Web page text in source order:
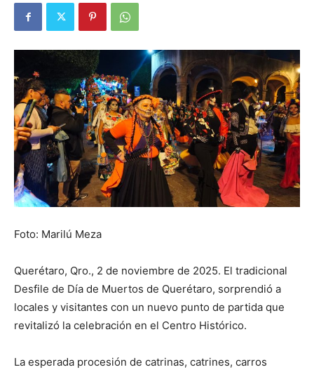
Foto: Marilú Meza
Querétaro, Qro., 2 de noviembre de 2025. El tradicional
Desfile de Día de Muertos de Querétaro, sorprendió a
locales y visitantes con un nuevo punto de partida que
revitalizó la celebración en el Centro Histórico.
La esperada procesión de catrinas, catrines, carros